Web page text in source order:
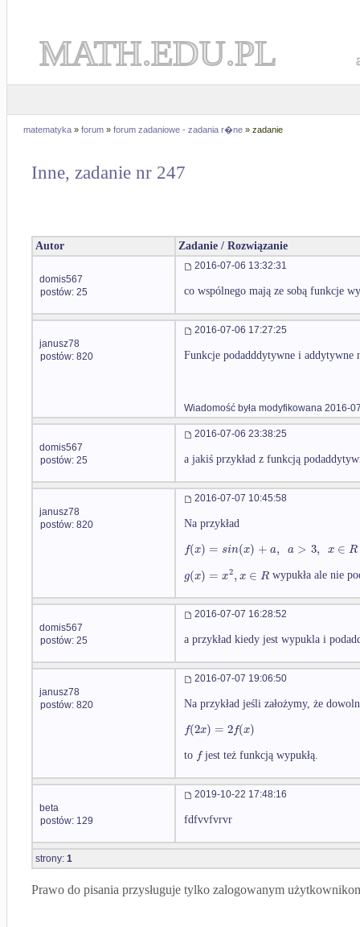
MATH.EDU.PL
matematyka » forum » forum zadaniowe - zadania r�ne » zadanie
Inne, zadanie nr 247
Autor Zadanie / Rozwiązanie
domis567
postów: 25
2016-07-06 13:32:31
co wspólnego mają ze sobą funkcje
janusz78
postów: 820
2016-07-06 17:27:25
Funkcje podadddytywne i
Wiadomość była modyfikowana 2016-
domis567
postów: 25
2016-07-06 23:38:25
a jakiś przykład z funkcją
janusz78
postów: 820
2016-07-07 10:45:58
Na przykład
f(x) = sin(x) +a, a > 3, x ∈ R
g(x) = x2,x ∈ R wypukła ale nie
domis567
postów: 25
2016-07-07 16:28:52
a przykład kiedy jest wypukla i
janusz78
postów: 820
2016-07-07 19:06:50
Na przykład jeśli założymy, że
f(2x) = 2f(x)
to fjest też funkcją wypukłą.
beta
postów: 129
2019-10-22 17:48:16
fdfvvfvrvr
strony: 1
Prawo do pisania przysługuje tylko zalogowanym